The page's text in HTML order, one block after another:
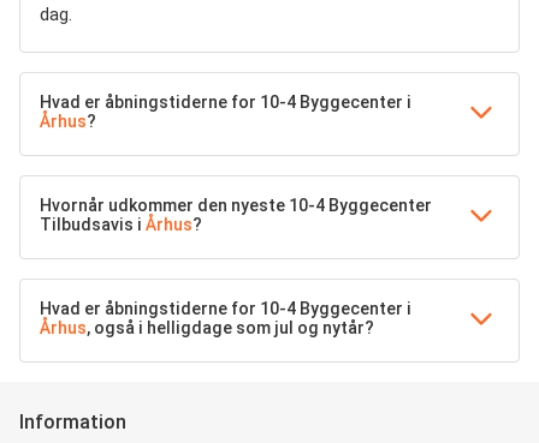
dag.
Hvad er åbningstiderne for 10-4 Byggecenter i
Århus?
Hvornår udkommer den nyeste 10-4 Byggecenter
Tilbudsavis i Århus?
Hvad er åbningstiderne for 10-4 Byggecenter i
Århus, også i helligdage som jul og nytår?
Information